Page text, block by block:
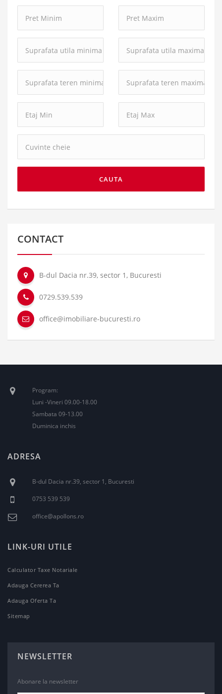
Minim:
Maxim:
utila
minima:
utila
maxima:
teren
minima:
teren
maxima:
cheie:
CAUTA
CONTACT
B-dul Dacia nr.39, sector 1, Bucuresti
0729.539.539
office@imobiliare-bucuresti.ro
Program:
Luni -Vineri 09.00-18.00
Sambata 09-13.00
Duminica inchis
ADRESA
B-dul Dacia nr.39, sector 1, Bucuresti
0753 539 539
office@apollons.ro
LINK-URI UTILE
Calculator Taxe Notariale
Adauga Cererea Ta
Adauga Oferta Ta
Sitemap
NEWSLETTER
Abonare la newsletter